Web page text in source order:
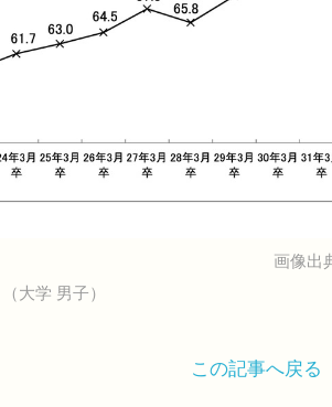
画像出
大学 男子）
この記事へ戻る